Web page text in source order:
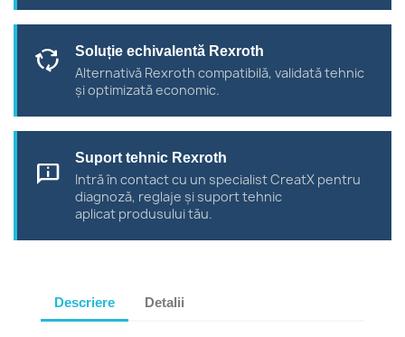
cycle Soluție echivalentă Rexroth
Alternativă Rexroth compatibilă, validată tehnic
și optimizată economic.
chat_info
Suport tehnic Rexroth
Intră în contact cu un specialist CreatX pentru
diagnoză, reglaje și suport tehnic
aplicat produsului tău.
Descriere Detalii